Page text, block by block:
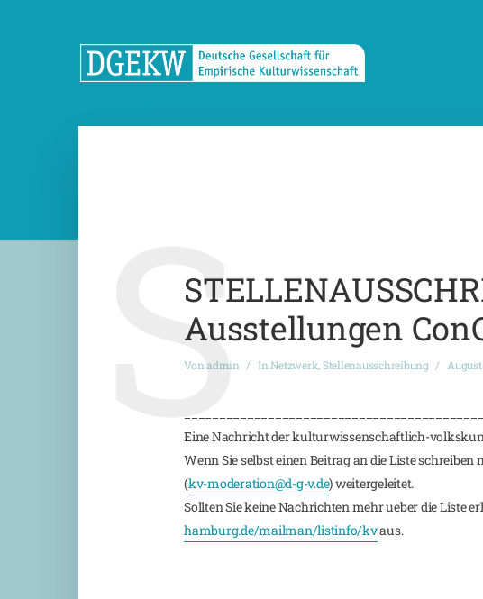
Ausstellungen
Vonadmin InNetzwerk,Stellenausschreibung August
S
Eine Nachricht der kulturwissenschaftlich-
Wenn Sie selbst einen Beitrag an die Liste
(kv-moderation@d-g-v.de) weitergeleitet.
Sollten Sie keine Nachrichten mehr ueber die Liste
hamburg.de/mailman/listinfo/kvaus.